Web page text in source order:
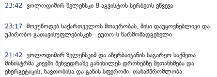
23:42 ვოლოდიმირ ზელენსკი 8 აგვისტოს სერბეთს ეწვევა
23:17 მოვუწოდებ საქართველოს მთავრობას, მისი დაუყოვნებლივი და
უპირობო გათავისუფლებისკენ - ეუთო-ს წარმომადგენელი
21:42 ვოლოდიმირ ზელენსკიმ და აზერბაიჯანის საგარეო საქმეთა
მინისტრმა კიევში შეხვედრაზე განიხილეს დრონებზე შეთანხმება და
ენერგეტიკის, ნავთობისა და გაზის სფეროში თანამშრომლობა